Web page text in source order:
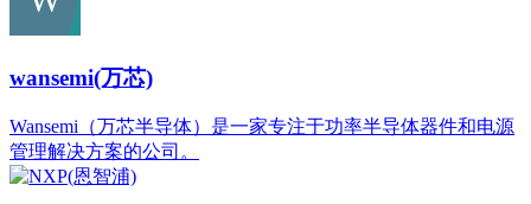
wansemi(万芯)
Wansemi（万芯半导体）是一家专注于功率半导体器件和电源
管理解决方案的公司。